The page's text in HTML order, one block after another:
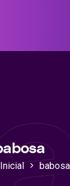
babosa